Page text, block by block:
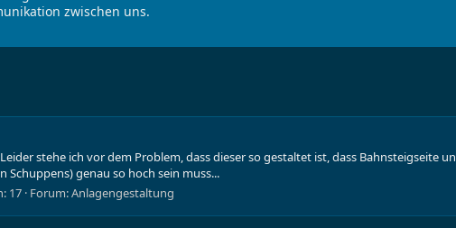
zwischen uns.
stehe ich vor dem Problem, dass dieser so gestaltet ist, dass Bahnsteigseite
Schuppens) genau so hoch sein muss...
17 Forum:Anlagengestaltung